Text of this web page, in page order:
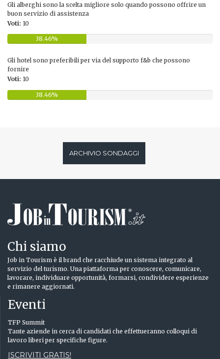
Gli alberghi sono la scelta migliore solo quando possono offrire un
buon servizio di assistenza
Voti: 10
38.46%
Gli hotel sono preferibili per via del supporto f&b che possono
fornire
Voti: 10
38.46%
ARCHIVIO SONDAGGI
Chi siamo
Job in Tourism è il brand che racchiude un sistema integrato al
servizio del turismo. Una piattaforma per conoscere, comunicare,
lavorare, individuare opportunità, formarsi, condividere esperienze
e rimanere aggiornati.
Eventi
TFP Summit
Tante aziende in cerca di candidati che effettueranno colloqui di
lavoro liberi per specifiche figure.
ISCRIVITI GRATIS!